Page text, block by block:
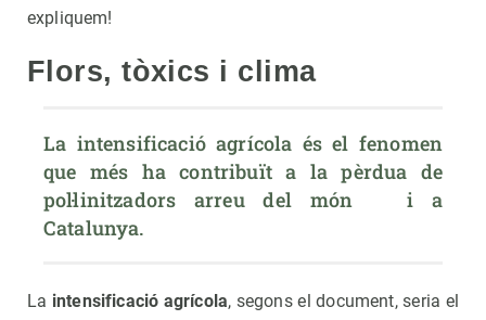
expliquem!
Flors, tòxics i clima
La intensificació agrícola és el fenomen
que més ha contribuït a la pèrdua de
pol·linitzadors arreu del món   i a
Catalunya.
La intensificació agrícola, segons el document, seria el